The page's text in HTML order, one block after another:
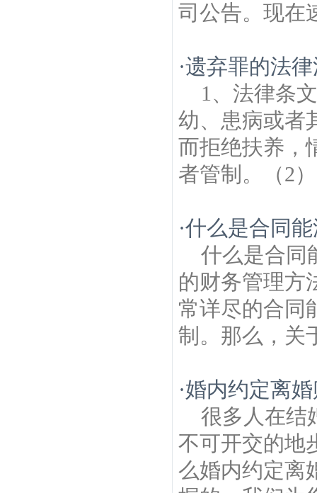
司公告。现在
·遗弃罪的法
1、法律条
幼、患病或者
而拒绝扶养，
者管制。（2
·什么是合同
什么是合同
的财务管理方
常详尽的合同
制。那么，关
·婚内约定离
很多人在结
不可开交的地
么婚内约定离